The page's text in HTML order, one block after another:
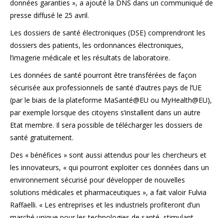
données garanties », a ajouté la DNS dans un communiqué de
presse diffusé le 25 avril.
Les dossiers de santé électroniques (DSE) comprendront les
dossiers des patients, les ordonnances électroniques,
l’imagerie médicale et les résultats de laboratoire.
Les données de santé pourront être transférées de façon
sécurisée aux professionnels de santé d’autres pays de l’UE
(par le biais de la plateforme MaSanté@EU ou MyHealth@EU),
par exemple lorsque des citoyens s’installent dans un autre
Etat membre. Il sera possible de télécharger les dossiers de
santé gratuitement.
Des « bénéfices » sont aussi attendus pour les chercheurs et
les innovateurs, « qui pourront exploiter ces données dans un
environnement sécurisé pour développer de nouvelles
solutions médicales et pharmaceutiques », a fait valoir Fulvia
Raffaelli. « Les entreprises et les industriels profiteront d’un